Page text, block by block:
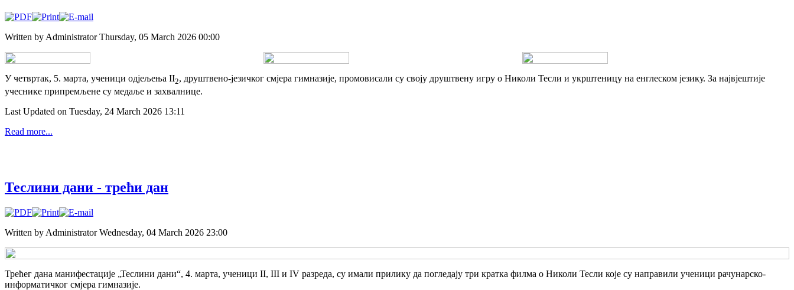
Written by AdministratorThursday, 05 March 2026 00:00
У четвртак, 5. марта, ученици одјељења II2, друштвено-језичког смјера гимназије, промовисали су своју друштвену игру о Николи Тесли и укрштеницу на енглеском језику. За највјештије
учеснике припремљене су медаље и захвалнице.
Last Updated on Tuesday, 24 March 2026 13:11
Read more...
Теслини дани - трећи дан
Written by AdministratorWednesday, 04 March 2026 23:00
Трећег дана манифестације „Теслини дани“, 4. марта, ученици II, III и IV разреда, су имали прилику да погледају три кратка филма о Николи Тесли које су направили ученици рачунарско-
информатичког смјера гимназије.